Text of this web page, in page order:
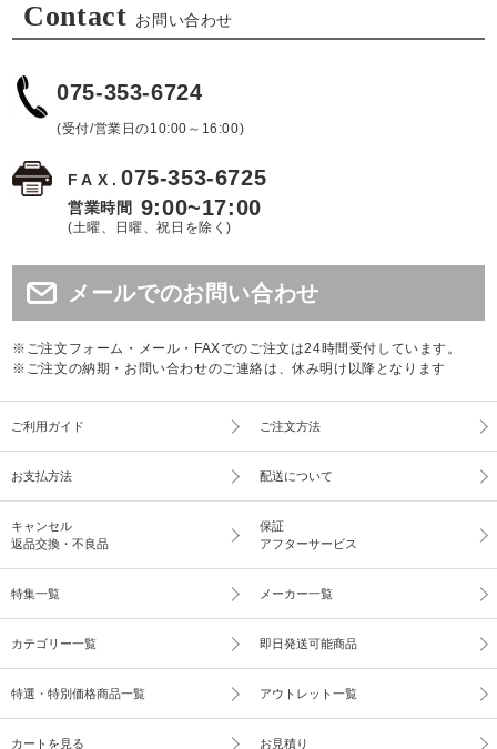
Contact お問い合わせ
075-353-6724
(受付/営業日の10:00～16:00)
FAX.075-353-6725
営業時間 9:00~17:00
(土曜、日曜、祝日を除く)
メールでのお問い合わせ
※ご注文フォーム・メール・FAXでのご注文は24時間受付しています。
※ご注文の納期・お問い合わせのご連絡は、休み明け以降となります
ご利用ガイド ご注文方法
お支払方法 配送について
キャンセル
返品交換・不良品
保証
アフターサービス
特集一覧 メーカー一覧
カテゴリー一覧 即日発送可能商品
特選・特別価格商品一覧 アウトレット一覧
カートを見る お見積り